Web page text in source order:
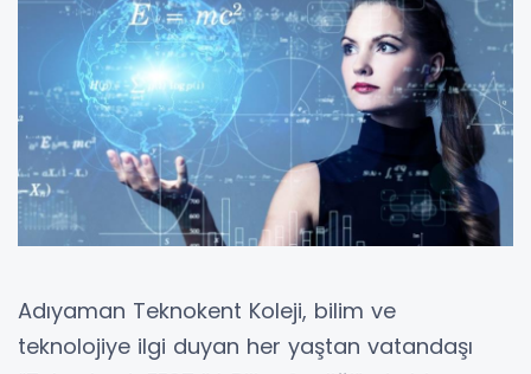
Adıyaman Teknokent Koleji, bilim ve
teknolojiye ilgi duyan her yaştan vatandaşı